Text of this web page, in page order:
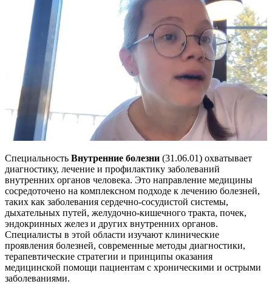
Специальность Внутренние болезни (31.06.01) охватывает
диагностику, лечение и профилактику заболеваний
внутренних органов человека. Это направление медицины
сосредоточено на комплексном подходе к лечению болезней,
таких как заболевания сердечно-сосудистой системы,
дыхательных путей, желудочно-кишечного тракта, почек,
эндокринных желез и других внутренних органов.
Специалисты в этой области изучают клинические
проявления болезней, современные методы диагностики,
терапевтические стратегии и принципы оказания
медицинской помощи пациентам с хроническими и острыми
заболеваниями.